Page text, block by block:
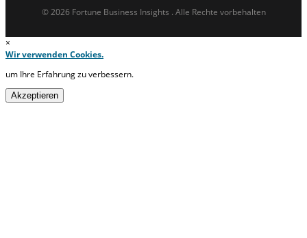
© 2026 Fortune Business Insights . Alle Rechte vorbehalten
×
Wir verwenden Cookies.
um Ihre Erfahrung zu verbessern.
Akzeptieren